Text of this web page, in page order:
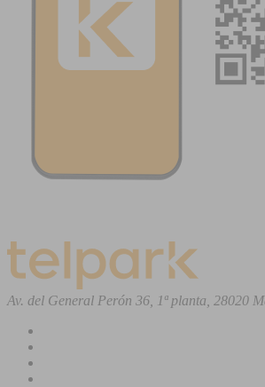
Av. del General Perón 36, 1ª planta, 28020